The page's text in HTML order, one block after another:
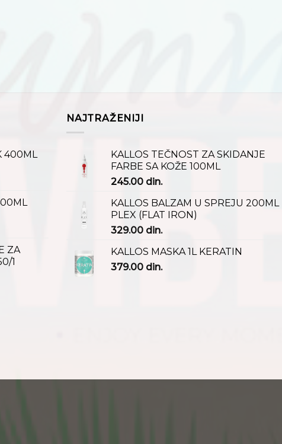
400ML
ZA
1
NAJTRAŽENIJI
KALLOS TEČNOST ZA SKIDANJE
FARBE SA KOŽE 100ML
245.00 din.
KALLOS BALZAM U SPREJU 200ML
PLEX (FLAT IRON)
329.00 din.
KALLOS MASKA 1L KERATIN
379.00 din.